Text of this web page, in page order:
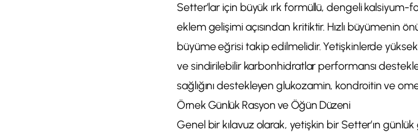
Setter’lar için büyük ırk formüllü, dengeli
eklem gelişimi açısından kritiktir. Hızlı büyümenin
büyüme eğrisi takip edilmelidir. Yetişkinlerde
ve sindirilebilir karbonhidratlar performansı
sağlığını destekleyen glukozamin, kondroitin ve
Örnek Günlük Rasyon ve Öğün Düzeni
Genel bir kılavuz olarak, yetişkin bir Setter’ın